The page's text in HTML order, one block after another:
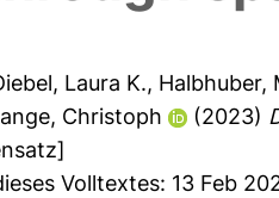
Laura K., Halbhuber,
Christoph (2023)
Volltextes: 13 Feb